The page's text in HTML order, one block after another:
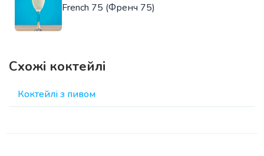
French 75 (Френч 75)
Схожі коктейлі
Коктейлі з пивом